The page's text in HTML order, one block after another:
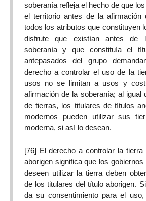
soberanía refleja el hecho de que
el territorio antes de la afirmación
todos los atributos que constituyen
disfrute que existían antes de
soberanía y que constituía el
antepasados ​​del grupo
derecho a controlar el uso de la
usos no se limitan a usos y
afirmación de la soberanía; al igual
de tierras, los titulares de títulos
modernos pueden utilizar sus
moderna, si así lo desean.
[76] El derecho a controlar la
aborigen significa que los
deseen utilizar la tierra deben
de los titulares del título aborigen.
da su consentimiento para el